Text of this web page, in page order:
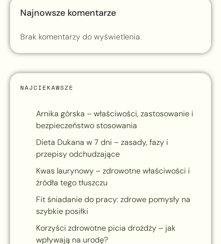
Najnowsze komentarze
Brak komentarzy do wyświetlenia.
NAJCIEKAWSZE
Arnika górska – właściwości, zastosowanie i
bezpieczeństwo stosowania
Dieta Dukana w 7 dni – zasady, fazy i
przepisy odchudzające
Kwas laurynowy – zdrowotne właściwości i
źródła tego tłuszczu
Fit śniadanie do pracy: zdrowe pomysły na
szybkie posiłki
Korzyści zdrowotne picia drożdży – jak
wpływają na urodę?